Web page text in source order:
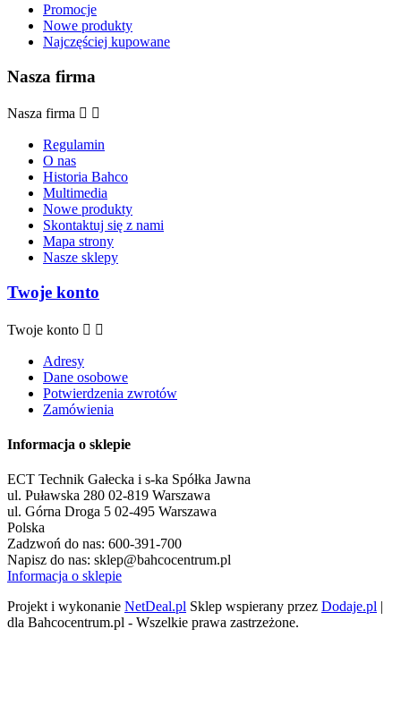
Promocje
Nowe produkty
Najczęściej kupowane
Nasza firma
Nasza firma  
Regulamin
O nas
Historia Bahco
Multimedia
Nowe produkty
Skontaktuj się z nami
Mapa strony
Nasze sklepy
Twoje konto
Twoje konto  
Adresy
Dane osobowe
Potwierdzenia zwrotów
Zamówienia
Informacja o sklepie
ECT Technik Gałecka i s-ka Spółka Jawna
ul. Puławska 280 02-819 Warszawa
ul. Górna Droga 5 02-495 Warszawa
Polska
Zadzwoń do nas: 600-391-700
Napisz do nas: sklep@bahcocentrum.pl
Informacja o sklepie
Projekt i wykonanie NetDeal.pl Sklep wspierany przez Dodaje.pl |
dla Bahcocentrum.pl - Wszelkie prawa zastrzeżone.